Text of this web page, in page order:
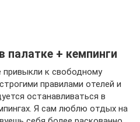
палатке + кемпинги
к свободному
правилами отелей и
останавливаться в
Я сам люблю отдых на